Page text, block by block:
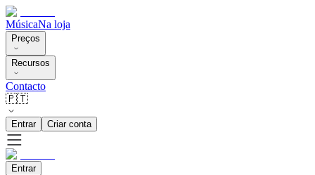
MúsicaNa loja
Preços
Recursos
Contacto
🇵🇹
Entrar Criar conta
Entrar